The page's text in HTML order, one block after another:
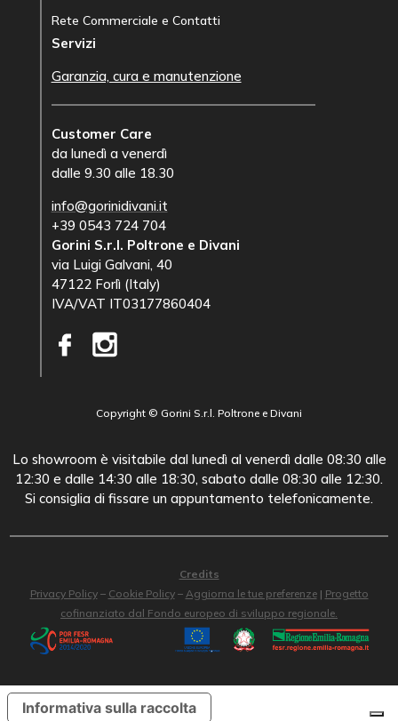
Rete Commerciale e Contatti
Servizi
Garanzia, cura e manutenzione
Customer Care
da lunedì a venerdì
dalle 9.30 alle 18.30
info@gorinidivani.it
+39 0543 724 704
Gorini S.r.l. Poltrone e Divani
via Luigi Galvani, 40
47122 Forlì (Italy)
IVA/VAT IT03177860404
Copyright © Gorini S.r.l. Poltrone e Divani
Lo showroom è visitabile dal lunedì al venerdì dalle 08:30 alle
12:30 e dalle 14:30 alle 18:30, sabato dalle 08:30 alle 12:30.
Si consiglia di fissare un appuntamento telefonicamente.
Credits
Privacy Policy– Cookie Policy– Aggiorna le tue preferenze| Progetto
cofinanziato dal Fondo europeo di sviluppo regionale.
Informativa sulla raccolta